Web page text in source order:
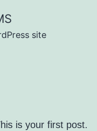
site
is your first post.